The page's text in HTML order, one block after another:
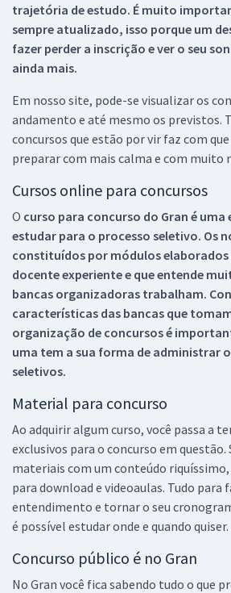
trajetória de estudo. É muito
sempre atualizado, isso porque um
fazer perder a inscrição e ver o seu
ainda mais.
Em nosso site, pode-se visualizar os
andamento e até mesmo os previstos.
concursos que estão por vir faz com
preparar com mais calma e com muito
Cursos online para concursos
O curso para concurso do Gran é uma
estudar para o processo seletivo. Os
constituídos por módulos
docente experiente e que entende
bancas organizadoras trabalham.
características das bancas que
organização de concursos é
uma tem a sua forma de administrar
seletivos.
Material para concurso
Ao adquirir algum curso, você passa a
exclusivos para o concurso em questão.
materiais com um conteúdo
para download e videoaulas. Tudo para
entendimento e tornar o seu
é possível estudar onde e quando quiser.
Concurso público é no Gran
No Gran você fica sabendo tudo o que